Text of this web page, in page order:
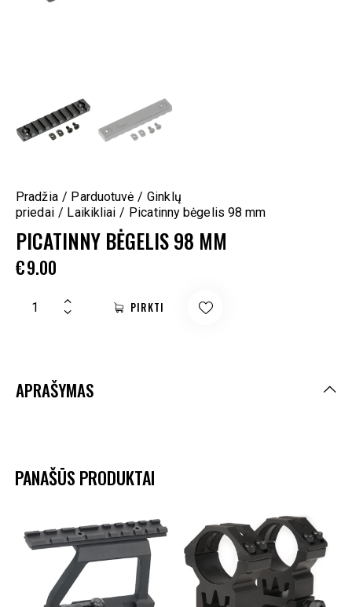
Pradžia Parduotuvė
Ginklų
priedai
Laikikliai Picatinny bėgelis 98 mm
PICATINNY BĖGELIS 98 MM
€9.00
PIRKTI
APRAŠYMAS
PANAŠŪS PRODUKTAI